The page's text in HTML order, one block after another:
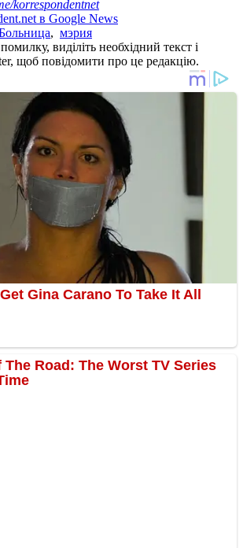
korrespondentnet
в Google News
, мэрия
виділіть необхідний текст і
щоб повідомити про це редакцію.